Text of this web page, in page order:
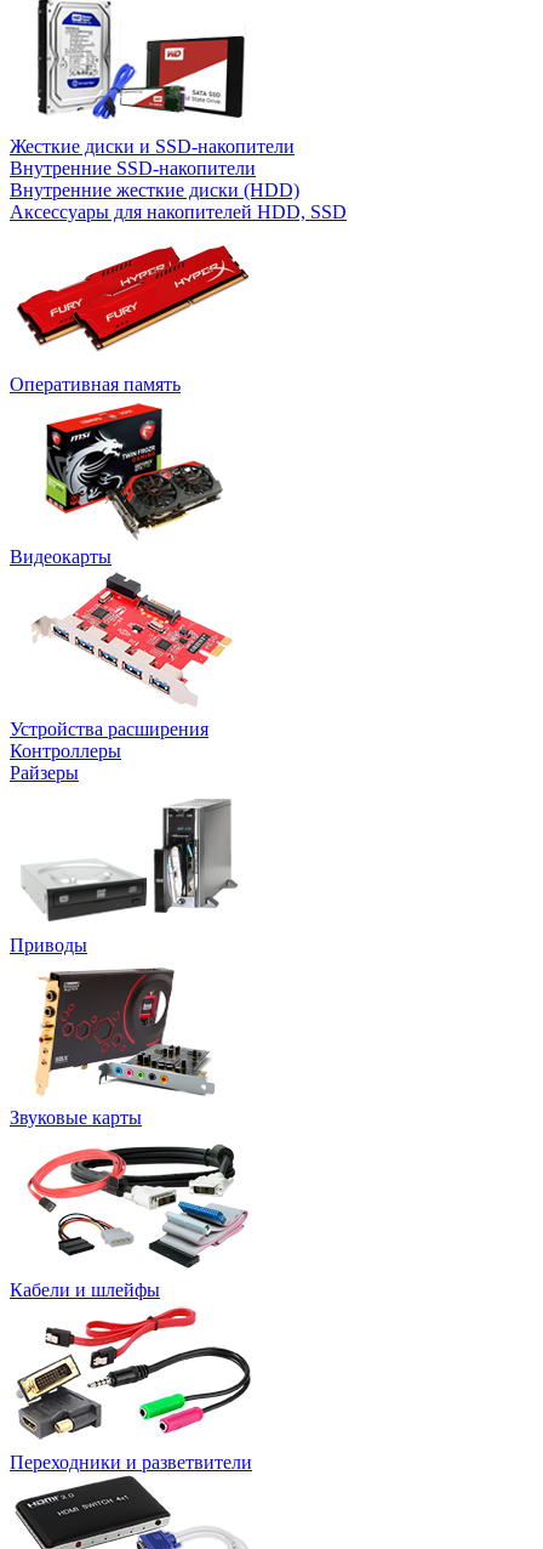
Жесткие диски и SSD-накопители
Внутренние SSD-накопители
Внутренние жесткие диски (HDD)
Аксессуары для накопителей HDD, SSD
Оперативная память
Видеокарты
Устройства расширения
Контроллеры
Райзеры
Приводы
Звуковые карты
Кабели и шлейфы
Переходники и разветвители